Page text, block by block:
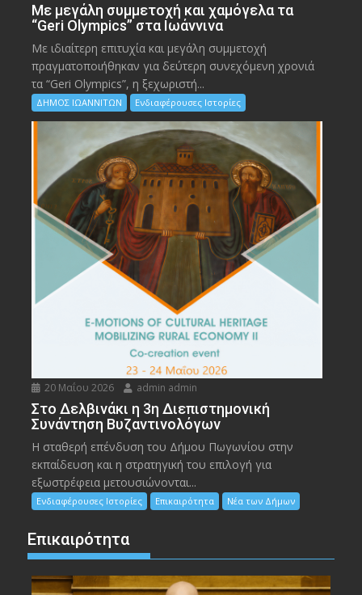
Με μεγάλη συμμετοχή και χαμόγελα τα
“Geri Olympics” στα Ιωάννινα
Με ιδιαίτερη επιτυχία και μεγάλη συμμετοχή
πραγματοποιήθηκαν για δεύτερη συνεχόμενη χρονιά
τα “Geri Olympics”, η ξεχωριστή...
ΔΗΜΟΣ ΙΩΑΝΝΙΤΩΝ Ενδιαφέρουσες Ιστορίες
20 Μαΐου 2026 admin admin
Στο Δελβινάκι η 3η Διεπιστημονική
Συνάντηση Βυζαντινολόγων
Η σταθερή επένδυση του Δήμου Πωγωνίου στην
εκπαίδευση και η στρατηγική του επιλογή για
εξωστρέφεια μετουσιώνονται...
Ενδιαφέρουσες Ιστορίες Επικαιρότητα Νέα των Δήμων
Επικαιρότητα